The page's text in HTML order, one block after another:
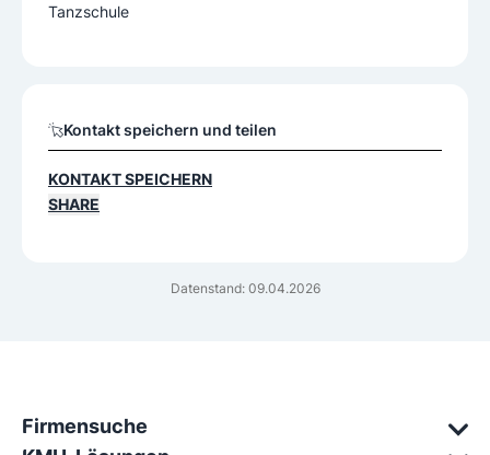
Datenstand: 09.04.2026
Tanzschule
Kontakt speichern und teilen
KONTAKT SPEICHERN
SHARE
Firmensuche